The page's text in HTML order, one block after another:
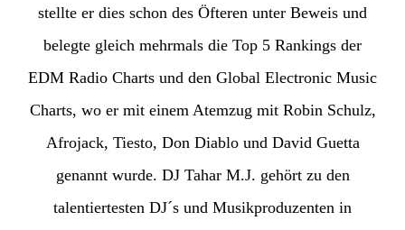
stellte er dies schon des Öfteren unter Beweis und
belegte gleich mehrmals die Top 5 Rankings der
EDM Radio Charts und den Global Electronic Music
Charts, wo er mit einem Atemzug mit Robin Schulz,
Afrojack, Tiesto, Don Diablo und David Guetta
genannt wurde. DJ Tahar M.J. gehört zu den
talentiertesten DJ´s und Musikproduzenten in